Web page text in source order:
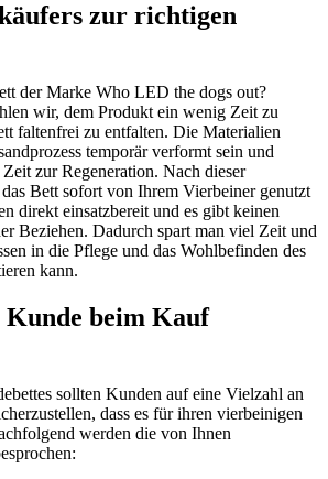
zur richtigen
der Marke Who LED the dogs out?
wir, dem Produkt ein wenig Zeit zu
faltenfrei zu entfalten. Die Materialien
temporär verformt sein und
zur Regeneration. Nach dieser
Bett sofort von Ihrem Vierbeiner genutzt
direkt einsatzbereit und es gibt keinen
Beziehen. Dadurch spart man viel Zeit und
in die Pflege und das Wohlbefinden des
kann.
Kunde beim Kauf
sollten Kunden auf eine Vielzahl an
dass es für ihren vierbeinigen
werden die von Ihnen